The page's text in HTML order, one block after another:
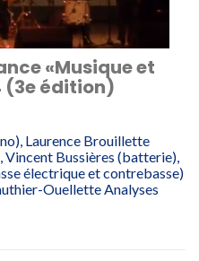
«Musique et
(3e édition)
Laurence Brouillette
Bussières (batterie),
électrique et contrebasse)
Ouellette Analyses